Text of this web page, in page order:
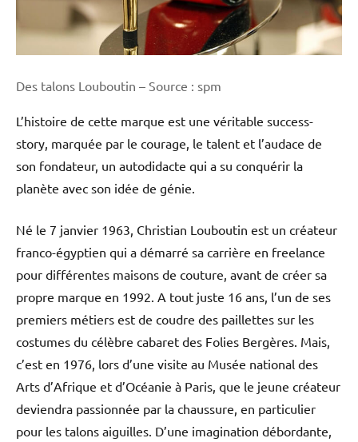
Des talons Louboutin – Source : spm
L’histoire de cette marque est une véritable success-
story, marquée par le courage, le talent et l’audace de
son fondateur, un autodidacte qui a su conquérir la
planète avec son idée de génie.
Né le 7 janvier 1963, Christian Louboutin est un créateur
franco-égyptien qui a démarré sa carrière en freelance
pour différentes maisons de couture, avant de créer sa
propre marque en 1992. A tout juste 16 ans, l’un de ses
premiers métiers est de coudre des paillettes sur les
costumes du célèbre cabaret des Folies Bergères. Mais,
c’est en 1976, lors d’une visite au Musée national des
Arts d’Afrique et d’Océanie à Paris, que le jeune créateur
deviendra passionnée par la chaussure, en particulier
pour les talons aiguilles. D’une imagination débordante,